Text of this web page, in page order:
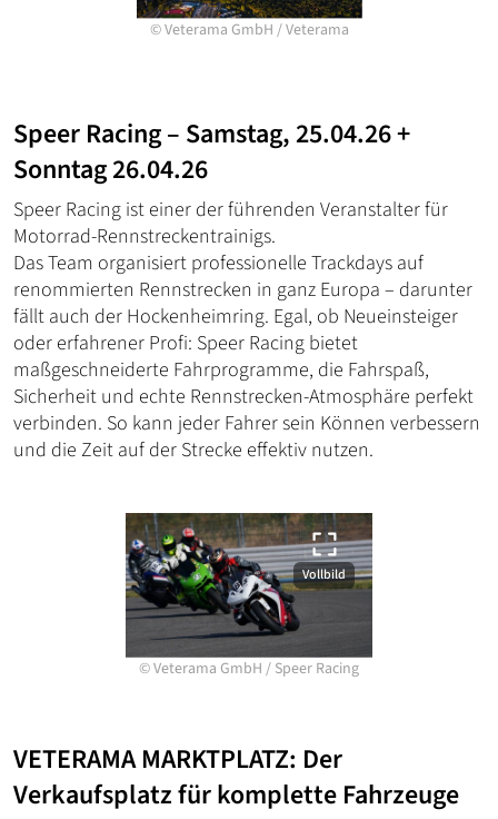
©Veterama GmbH /Veterama
Speer Racing – Samstag, 25.04.26 +
Sonntag 26.04.26
Speer Racing ist einer der führenden Veranstalter für
Motorrad-Rennstreckentrainigs.
Das Team organisiert professionelle Trackdays auf
renommierten Rennstrecken in ganz Europa – darunter
fällt auch der Hockenheimring. Egal, ob Neueinsteiger
oder erfahrener Profi: Speer Racing bietet
maßgeschneiderte Fahrprogramme, die Fahrspaß,
Sicherheit und echte Rennstrecken-Atmosphäre perfekt
verbinden. So kann jeder Fahrer sein Können verbessern
und die Zeit auf der Strecke effektiv nutzen.
Vollbild
©Veterama GmbH / Speer Racing
VETERAMA MARKTPLATZ: Der
Verkaufsplatz für komplette Fahrzeuge